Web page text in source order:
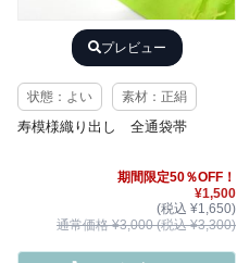
プレビュー
状態：よい 素材：正絹
寿模様織り出し 全通袋帯
期間限定50％OFF！
¥1,500
(税込 ¥1,650)
通常価格 ¥3,000 (税込 ¥3,300)